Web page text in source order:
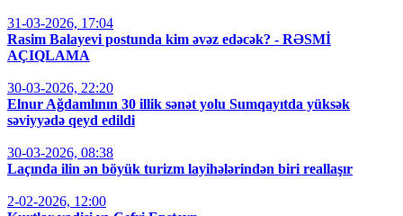
31-03-2026, 17:04
Rasim Balayevi postunda kim əvəz edəcək? - RƏSMİ
AÇIQLAMA
30-03-2026, 22:20
Elnur Ağdamlının 30 illik sənət yolu Sumqayıtda yüksək
səviyyədə qeyd edildi
30-03-2026, 08:38
Laçında ilin ən böyük turizm layihələrindən biri reallaşır
2-02-2026, 12:00